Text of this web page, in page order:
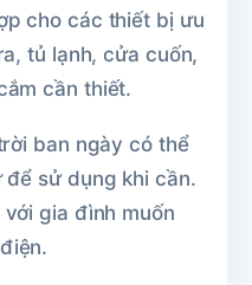
cho các thiết bị ưu
tủ lạnh, cửa cuốn,
cần thiết.
ban ngày có thể
sử dụng khi cần.
gia đình muốn